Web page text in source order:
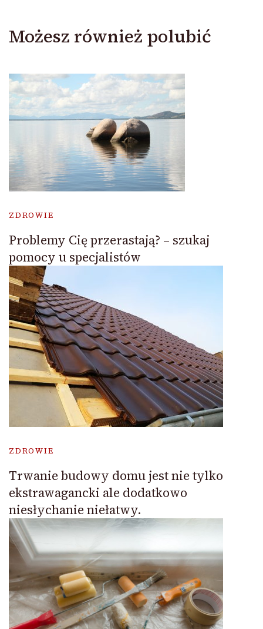
Możesz również polubić
ZDROWIE
Problemy Cię przerastają? – szukaj
pomocy u specjalistów
ZDROWIE
Trwanie budowy domu jest nie tylko
ekstrawagancki ale dodatkowo
niesłychanie niełatwy.